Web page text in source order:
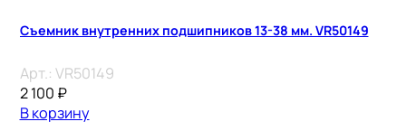
Съемник внутренних подшипников 13-38 мм. VR50149
Арт.: VR50149
2 100 ₽
В корзину